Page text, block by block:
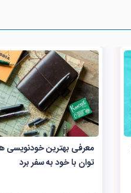
معرفی بهترین خودنویسی
توان با خود به سفر برد